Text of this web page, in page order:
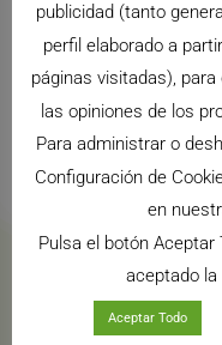
DESCUBRE
publicidad (tanto
perfil elaborado a
páginas visitadas),
las opiniones de los
Para administrar o
Configuración de
en
Pulsa el botón
aceptado
Aceptar Todo